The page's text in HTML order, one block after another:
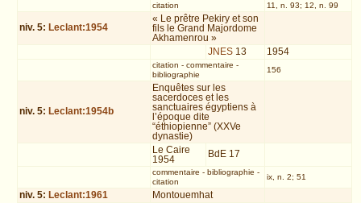
citation 11, n. 93; 12, n. 99
niv. 5: Leclant:1954
« Le prêtre Pekiry et son
fils le Grand Majordome
Akhamenrou »
JNES 13 1954
citation - commentaire -
bibliographie
156
niv. 5: Leclant:1954b
Enquêtes sur les
sacerdoces et les
sanctuaires égyptiens à
l’époque dite
“éthiopienne” (XXVe
dynastie)
Le Caire
1954
BdE 17
commentaire - bibliographie -
citation
ix, n. 2; 51
niv. 5: Leclant:1961
Montouemhat